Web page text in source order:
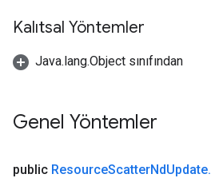
Kalıtsal Yöntemler
Java.lang.Object sınıfından
Genel Yöntemler
public ResourceScatterNdUpdate.